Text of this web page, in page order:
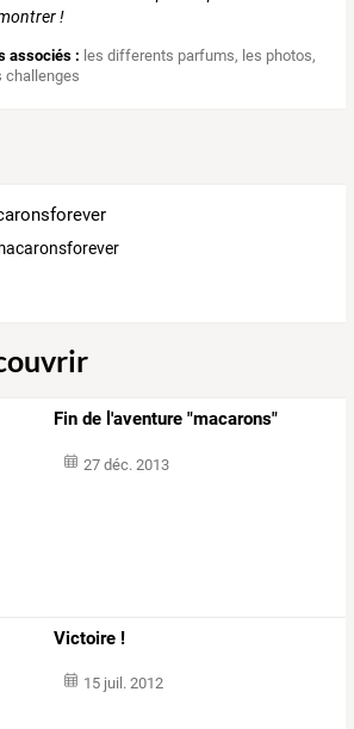
!
associés : les differents parfums, les photos,
challenges
Fin de l'aventure "macarons"
27 déc. 2013
Victoire !
15 juil. 2012